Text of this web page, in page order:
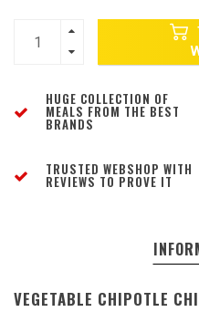
HUGE COLLECTION OF
MEALS FROM THE BEST
BRANDS
TRUSTED WEBSHOP WITH
REVIEWS TO PROVE IT
VEGETABLE CHIPOTLE